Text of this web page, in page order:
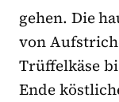
gehen. Die
von
Trüffelkäse
Ende